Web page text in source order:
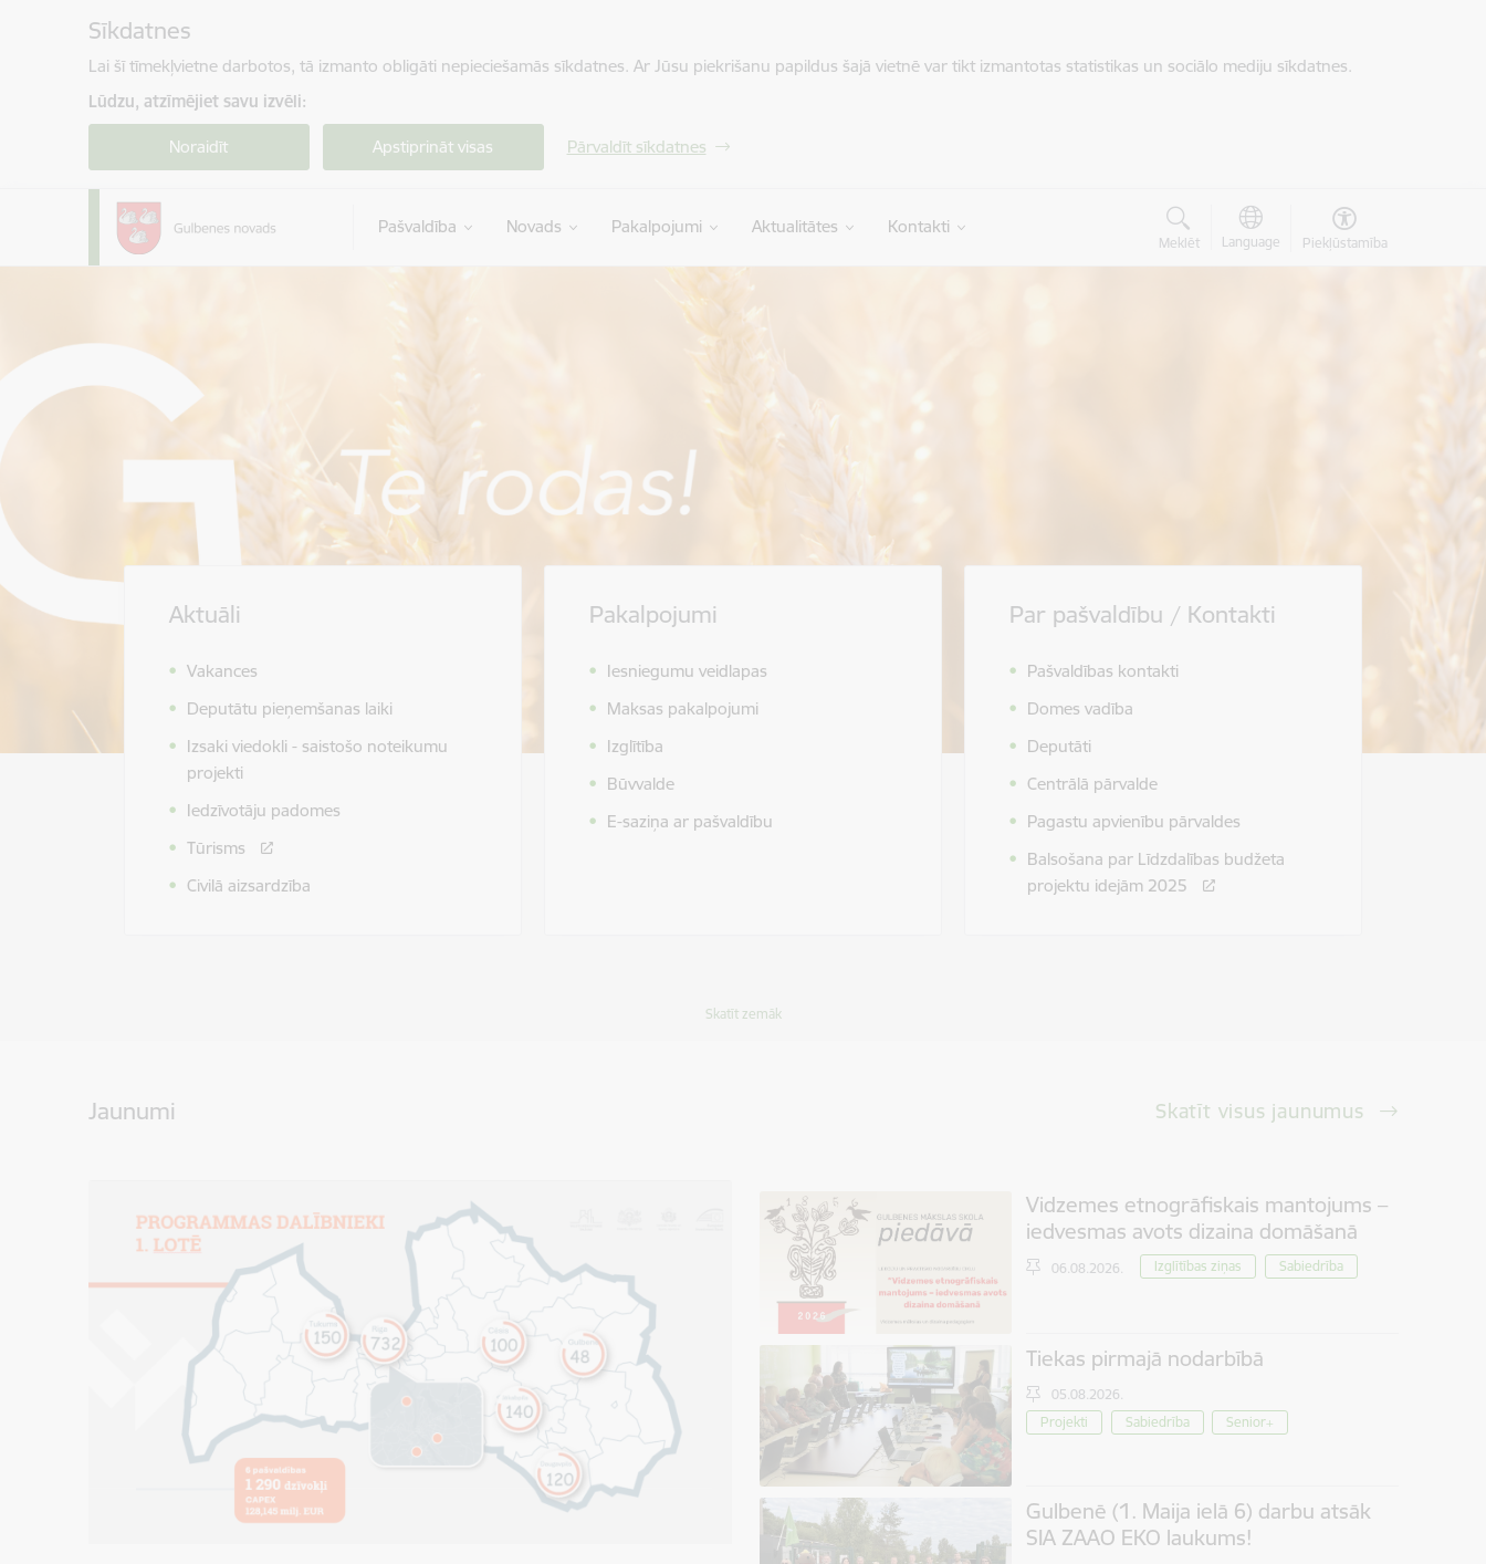
Sīkdatnes
Lai šī tīmekļvietne darbotos, tā izmanto obligāti nepieciešamās sīkdatnes. Ar Jūsu piekrišanu papildus šajā vietnē var tikt izmantotas statistikas un sociālo mediju sīkdatnes.
Lūdzu, atzīmējiet savu izvēli:
Noraidīt Apstiprināt visas Pārvaldīt sīkdatnes
Pašvaldība Novads Pakalpojumi Aktualitātes Kontakti
Meklēt Language Piekļūstamība
Aktuāli
Vakances
Deputātu pieņemšanas laiki
Izsaki viedokli - saistošo noteikumu
projekti
Iedzīvotāju padomes
Tūrisms
Civilā aizsardzība
Pakalpojumi
Iesniegumu veidlapas
Maksas pakalpojumi
Izglītība
Būvvalde
E-saziņa ar pašvaldību
Par pašvaldību / Kontakti
Pašvaldības kontakti
Domes vadība
Deputāti
Centrālā pārvalde
Pagastu apvienību pārvaldes
Balsošana par Līdzdalības budžeta
projektu idejām 2025
Skatīt zemāk
Jaunumi Skatīt visus jaunumus
Vidzemes etnogrāfiskais mantojums –
iedvesmas avots dizaina domāšanā
06.08.2026. Izglītības ziņas Sabiedrība
Tiekas pirmajā nodarbībā
05.08.2026.
Projekti
Sabiedrība Senior+
Gulbenē (1. Maija ielā 6) darbu atsāk
SIA ZAAO EKO laukums!